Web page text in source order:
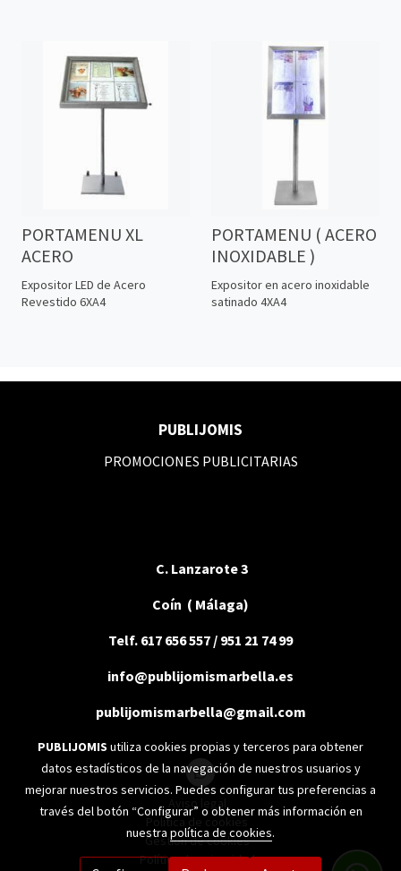
PORTAMENU XL
ACERO
Expositor LED de Acero
Revestido 6XA4
PORTAMENU ( ACERO
INOXIDABLE )
Expositor en acero inoxidable
satinado 4XA4
PUBLIJOMIS
PROMOCIONES PUBLICITARIAS
C. Lanzarote 3
Coín ( Málaga)
Telf. 617 656 557 / 951 21 74 99
info@publijomismarbella.es
publijomismarbella@gmail.com
Aviso legal
Política de cookies
Gestión de cookies
Política de privacidad
PUBLIJOMIS utiliza cookies propias y terceros para obtener
datos estadísticos de la navegación de nuestros usuarios y
mejorar nuestros servicios. Puedes configurar tus preferencias a
través del botón “Configurar” o obtener más información en
nuestra política de cookies.